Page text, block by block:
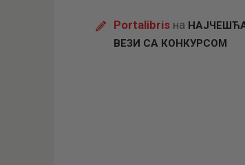
Portalibris на
ВЕЗИ СА КОНКУРСОМ